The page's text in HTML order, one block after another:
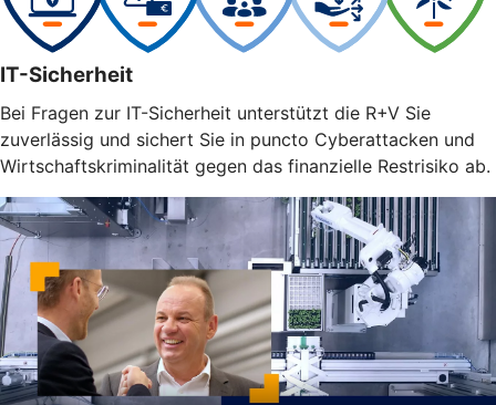
IT-Sicherheit
Bei Fragen zur IT-Sicherheit unterstützt die R+V Sie
zuverlässig und sichert Sie in puncto Cyberattacken und
Wirtschaftskriminalität gegen das finanzielle Restrisiko ab.